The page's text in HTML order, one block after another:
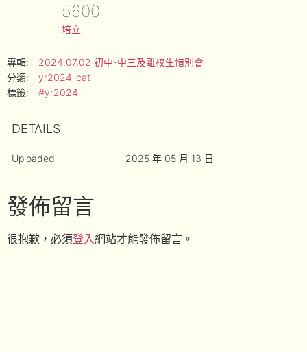
5600
培立
專輯:
2024.07.02 初中-中三及離校生惜別會
分類:
yr2024-cat
標籤:
#yr2024
DETAILS
Uploaded 2025 年 05 月 13 日
發佈留言
很抱歉，必須登入網站才能發佈留言。